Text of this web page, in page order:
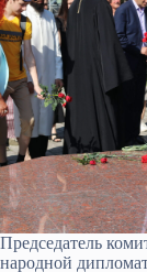
Председатель
народной